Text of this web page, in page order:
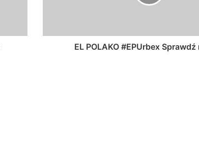
EL POLAKO #EPUrbex Sprawdź